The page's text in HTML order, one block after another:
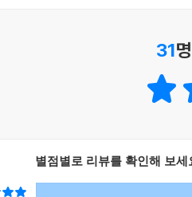
전에 반드시 알아야 할 기능의학 예
제라면 왜 죽을 때까지 먹어야
31
별점별로 리뷰를 확인해 보세